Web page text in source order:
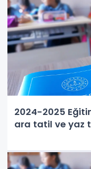
2024-2025
ara tatil ve yaz